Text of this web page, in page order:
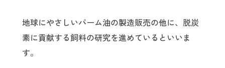
地球にやさしいパーム油の製造販売の他に、脱炭
素に貢献する飼料の研究を進めているといいま
す。